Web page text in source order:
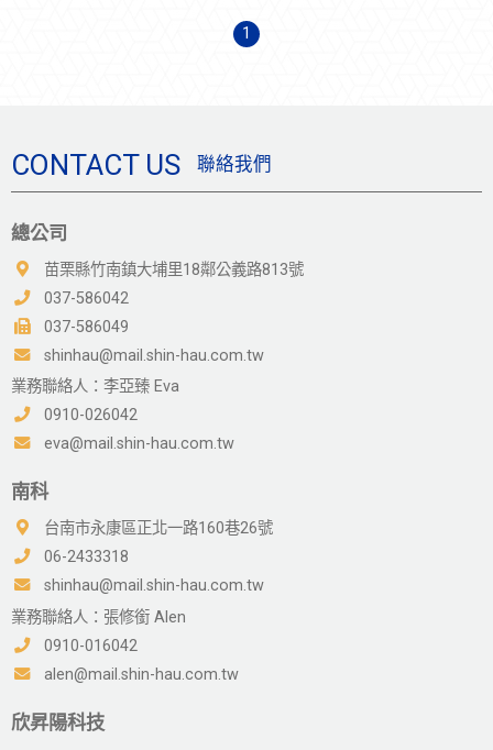
1
CONTACT US 聯絡我們
總公司
苗栗縣竹南鎮大埔里18鄰公義路813號
037-586042
037-586049
shinhau@mail.shin-hau.com.tw
業務聯絡人：李亞臻 Eva
0910-026042
eva@mail.shin-hau.com.tw
南科
台南市永康區正北一路160巷26號
06-2433318
shinhau@mail.shin-hau.com.tw
業務聯絡人：張修銜 Alen
0910-016042
alen@mail.shin-hau.com.tw
欣昇陽科技